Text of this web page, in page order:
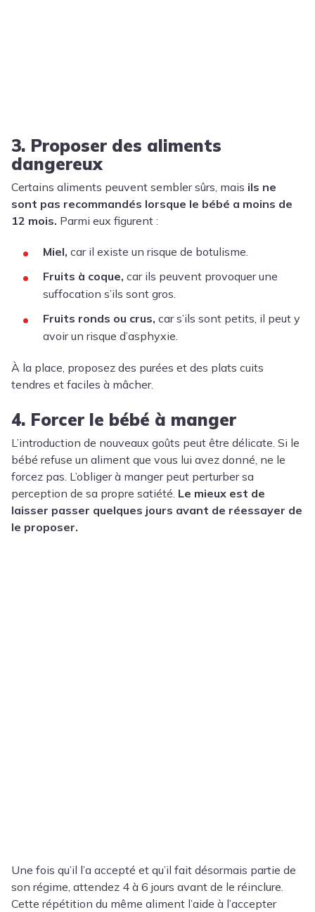
3. Proposer des aliments
dangereux
Certains aliments peuvent sembler sûrs, mais ils ne
sont pas recommandés lorsque le bébé a moins de
12 mois. Parmi eux figurent :
Miel, car il existe un risque de botulisme.
Fruits à coque, car ils peuvent provoquer une
suffocation s’ils sont gros.
Fruits ronds ou crus, car s’ils sont petits, il peut y
avoir un risque d’asphyxie.
À la place, proposez des purées et des plats cuits
tendres et faciles à mâcher.
4. Forcer le bébé à manger
L’introduction de nouveaux goûts peut être délicate. Si le
bébé refuse un aliment que vous lui avez donné, ne le
forcez pas. L’obliger à manger peut perturber sa
perception de sa propre satiété. Le mieux est de
laisser passer quelques jours avant de réessayer de
le proposer.
Une fois qu’il l’a accepté et qu’il fait désormais partie de
son régime, attendez 4 à 6 jours avant de le réinclure.
Cette répétition du même aliment l’aide à l’accepter